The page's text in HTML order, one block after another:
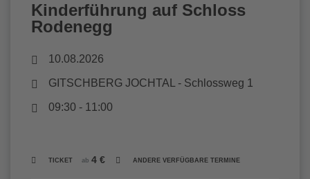
Kinderführung auf Schloss
Rodenegg
10.08.2026
GITSCHBERG JOCHTAL - Schlossweg 1
09:30 - 11:00
TICKET ab 4 € ANDERE VERFÜGBARE TERMINE